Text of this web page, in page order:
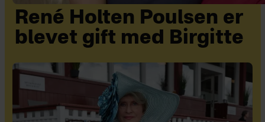
René Holten Poulsen er
blevet gift med Birgitte